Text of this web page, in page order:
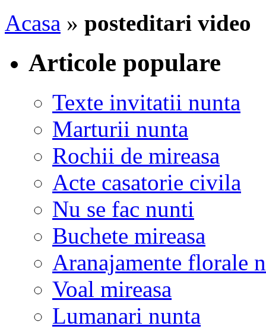
Acasa » posteditari video
Articole populare
Texte invitatii nunta
Marturii nunta
Rochii de mireasa
Acte casatorie civila
Nu se fac nunti
Buchete mireasa
Aranajamente florale
Voal mireasa
Lumanari nunta